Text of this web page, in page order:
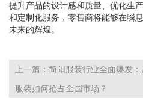
提升产品的设计感和质量、优化生
和定制化服务，零售商将能够在瞬
未来的辉煌。
上一篇：简阳服装行业全面爆发
服装如何抢占全国市场？